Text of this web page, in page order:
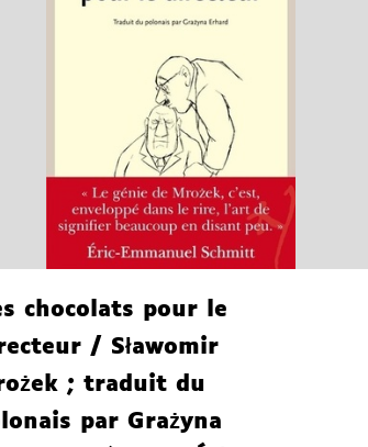
chocolats pour le
/ Sławomir
; traduit du
par Grażyna